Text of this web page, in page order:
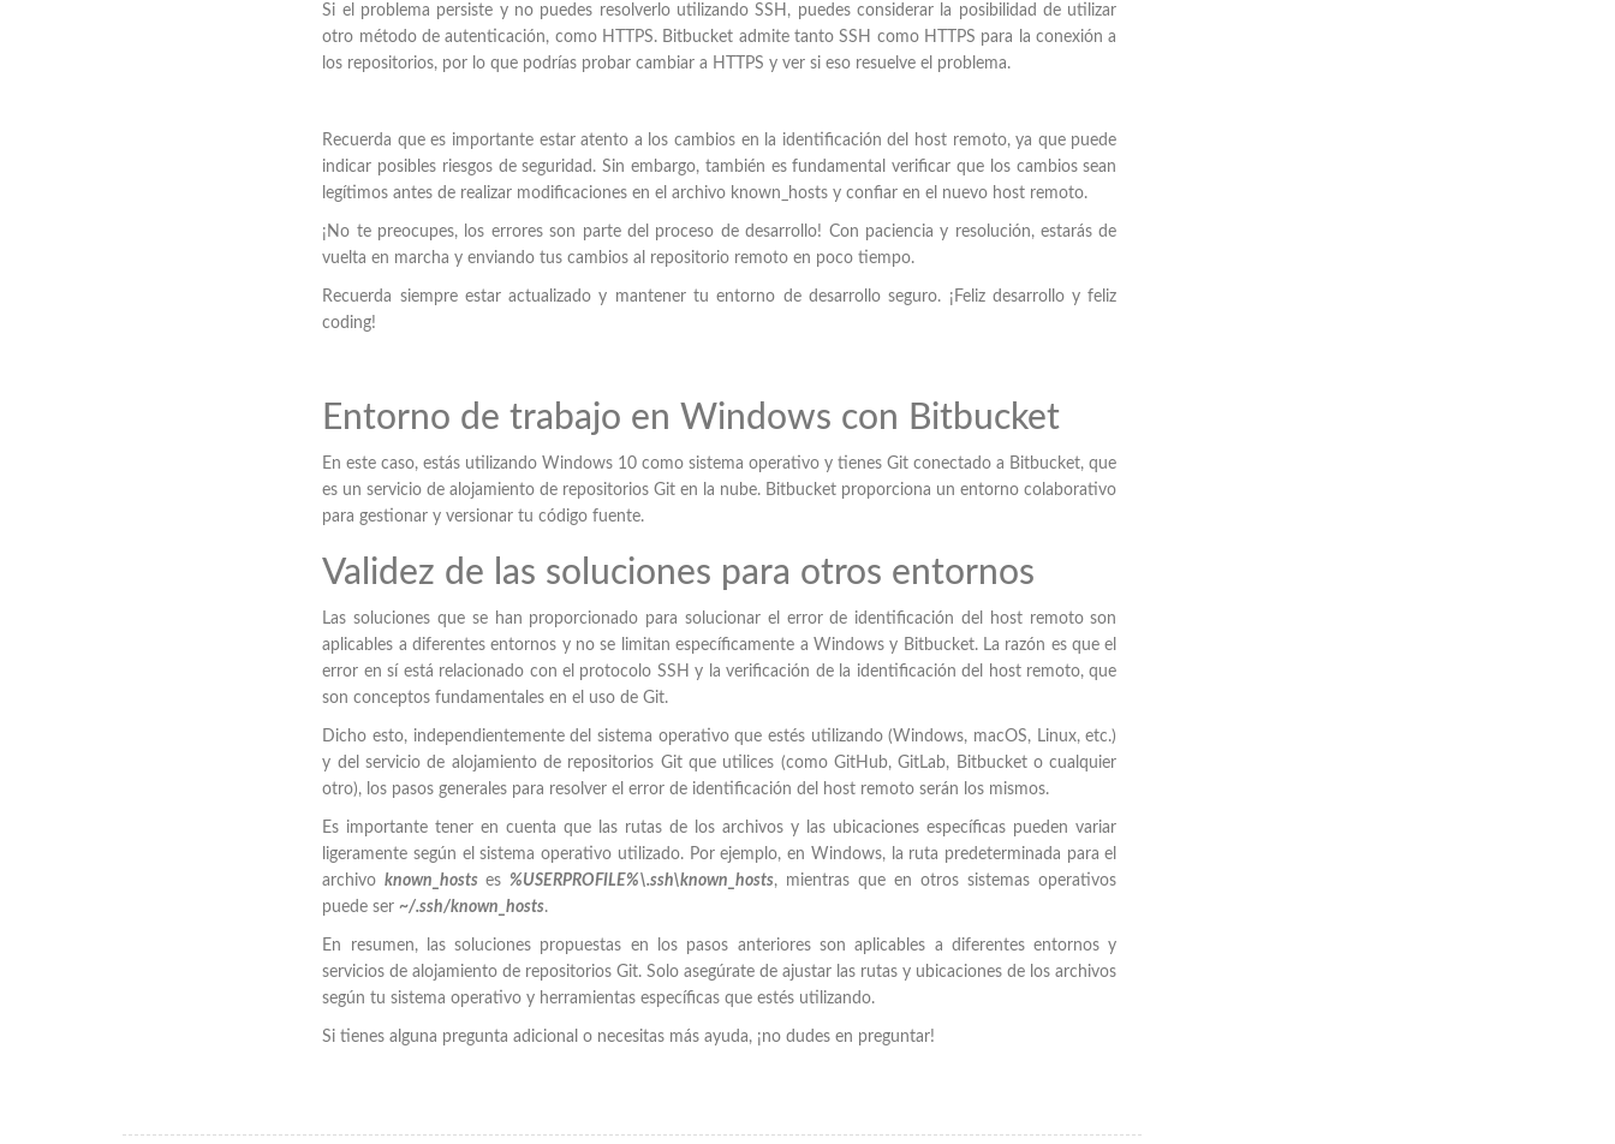
Si el problema persiste y no puedes resolverlo utilizando SSH, puedes considerar la posibilidad de utilizar
otro método de autenticación, como HTTPS. Bitbucket admite tanto SSH como HTTPS para la conexión a
los repositorios, por lo que podrías probar cambiar a HTTPS y ver si eso resuelve el problema.
Recuerda que es importante estar atento a los cambios en la identificación del host remoto, ya que puede
indicar posibles riesgos de seguridad. Sin embargo, también es fundamental verificar que los cambios sean
legítimos antes de realizar modificaciones en el archivo known_hosts y confiar en el nuevo host remoto.
¡No te preocupes, los errores son parte del proceso de desarrollo! Con paciencia y resolución, estarás de
vuelta en marcha y enviando tus cambios al repositorio remoto en poco tiempo.
Recuerda siempre estar actualizado y mantener tu entorno de desarrollo seguro. ¡Feliz desarrollo y feliz
coding!
Entorno de trabajo en Windows con Bitbucket
En este caso, estás utilizando Windows 10 como sistema operativo y tienes Git conectado a Bitbucket, que
es un servicio de alojamiento de repositorios Git en la nube. Bitbucket proporciona un entorno colaborativo
para gestionar y versionar tu código fuente.
Validez de las soluciones para otros entornos
Las soluciones que se han proporcionado para solucionar el error de identificación del host remoto son
aplicables a diferentes entornos y no se limitan específicamente a Windows y Bitbucket. La razón es que el
error en sí está relacionado con el protocolo SSH y la verificación de la identificación del host remoto, que
son conceptos fundamentales en el uso de Git.
Dicho esto, independientemente del sistema operativo que estés utilizando (Windows, macOS, Linux, etc.)
y del servicio de alojamiento de repositorios Git que utilices (como GitHub, GitLab, Bitbucket o cualquier
otro), los pasos generales para resolver el error de identificación del host remoto serán los mismos.
Es importante tener en cuenta que las rutas de los archivos y las ubicaciones específicas pueden variar
ligeramente según el sistema operativo utilizado. Por ejemplo, en Windows, la ruta predeterminada para el
archivoknown_hostses%USERPROFILE%\.ssh\known_hosts, mientras que en otros sistemas operativos
puede ser~/.ssh/known_hosts.
En resumen, las soluciones propuestas en los pasos anteriores son aplicables a diferentes entornos y
servicios de alojamiento de repositorios Git. Solo asegúrate de ajustar las rutas y ubicaciones de los archivos
según tu sistema operativo y herramientas específicas que estés utilizando.
Si tienes alguna pregunta adicional o necesitas más ayuda, ¡no dudes en preguntar!